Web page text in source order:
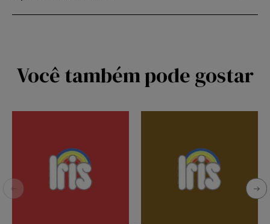
Você também pode gostar